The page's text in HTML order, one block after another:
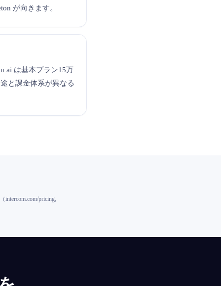
が向きます。
ai は基本プラン15万
と課金体系が異なる
pricing,